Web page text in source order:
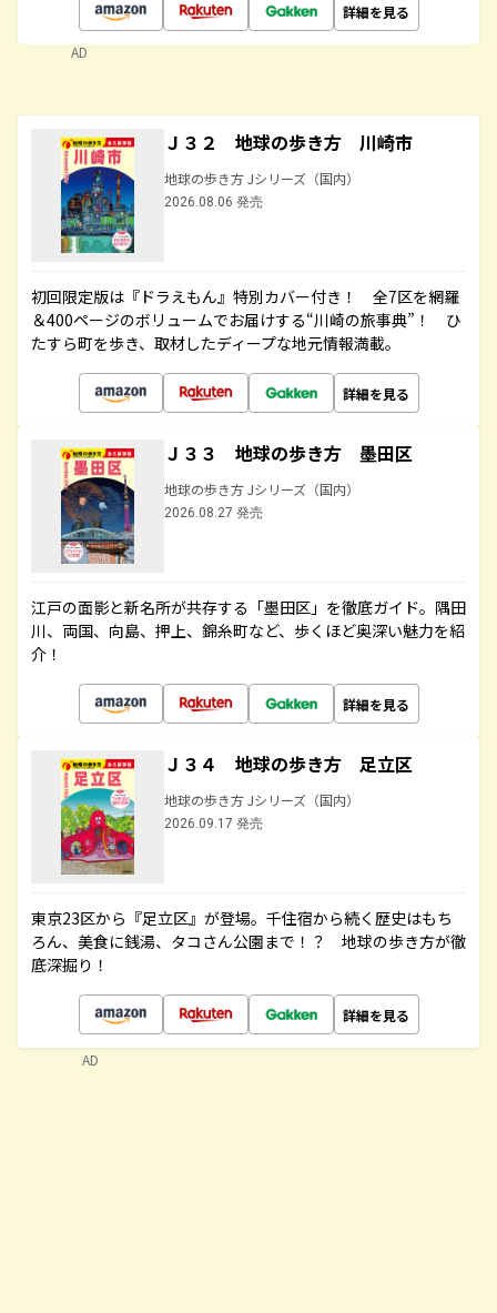
詳細を見る
AD
Ｊ３２ 地球の歩き方 川崎市
地球の歩き方 Jシリーズ（国内）
2026.08.06 発売
初回限定版は『ドラえもん』特別カバー付き！ 全7区を網羅
＆400ページのボリュームでお届けする“川崎の旅事典”！ ひ
たすら町を歩き、取材したディープな地元情報満載。
詳細を見る
Ｊ３３ 地球の歩き方 墨田区
地球の歩き方 Jシリーズ（国内）
2026.08.27 発売
江戸の面影と新名所が共存する「墨田区」を徹底ガイド。隅田
川、両国、向島、押上、錦糸町など、歩くほど奥深い魅力を紹
介！
詳細を見る
Ｊ３４ 地球の歩き方 足立区
地球の歩き方 Jシリーズ（国内）
2026.09.17 発売
東京23区から『足立区』が登場。千住宿から続く歴史はもち
ろん、美食に銭湯、タコさん公園まで！？ 地球の歩き方が徹
底深掘り！
詳細を見る
AD